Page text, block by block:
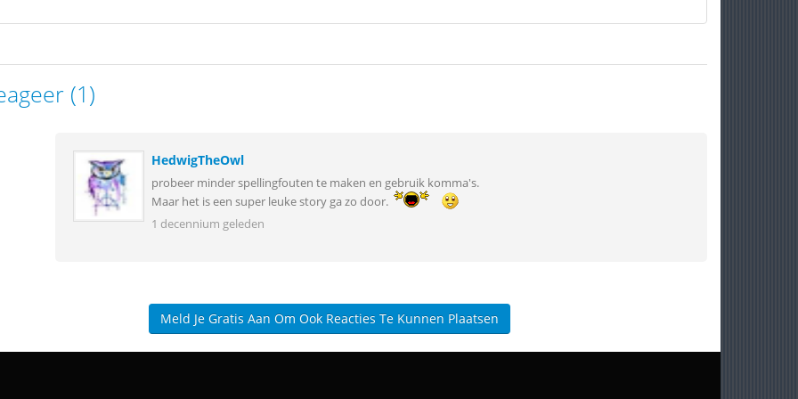
(1)
HedwigTheOwl
probeer minder spellingfouten te maken en gebruik komma's.
Maar het is een super leuke story ga zo door.
1 decennium geleden
Meld Je Gratis Aan Om Ook Reacties Te Kunnen Plaatsen